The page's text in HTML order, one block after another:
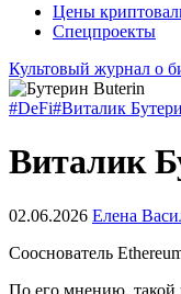
Цены
Спецпроекты
Культовый журнал о
#DeFi#Виталик
Виталик
02.06.2026 Елена
Сооснователь
По его мнению, такой